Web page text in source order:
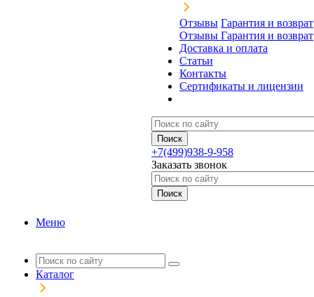
Отзывы Гарантия и возврат
Отзывы Гарантия и возврат
Доставка и оплата
Статьи
Контакты
Сертификаты и лицензии
+7(499)938-9-958
Заказать звонок
Меню
Каталог